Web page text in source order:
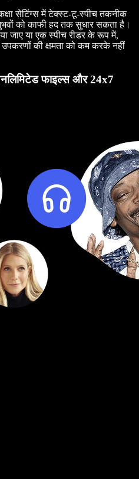
सेटिंग्स में टेक्स्ट-टू-स्पीच तकनीक
को काफी हद तक सुधार सकता है।
जाए या एक स्पीच रीडर के रूप में,
की क्षमता को कम करके नहीं
फाइल्स और 24x7